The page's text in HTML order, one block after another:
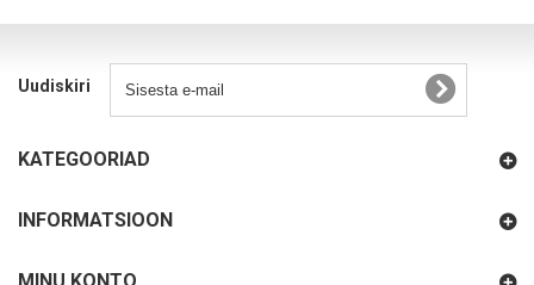
Uudiskiri
KATEGOORIAD
INFORMATSIOON